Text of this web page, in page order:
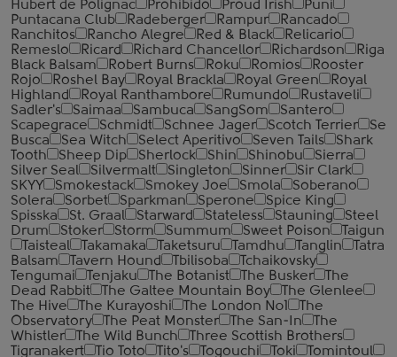
Hubert de Polignac
Prohibido Proud Irish
Puni
Puntacana Club
Radeberger Rampur
Rancado
Ranchitos
Rancho Alegre Red & Black
Relicario
Remeslo
Ricard Richard Chancellor Richardson
Riga
Black Balsam
Robert Burns Roku Romios
Rooster
Rojo
Roshel Bay Royal Brackla Royal Green
Royal
Highland
Royal Ranthambore Rumundo
Rustaveli
Sadler's
Saimaa Sambuca SangSom
Santero
Scapegrace
Schmidt Schnee Jager Scotch Terrier
Se
Busca
Sea Witch Select Aperitivo Seven Tails
Shark
Tooth
Sheep Dip Sherlock Shin Shinobu
Sierra
Silver Seal
Silvermalt Singleton Sinner
Sir Clark
SKYY
Smokestack Smokey Joe Smola
Soberano
Solera
Sorbet Sparkman Sperone
Spice King
Spisska
St. Graal Starward Stateless Stauning
Steel
Drum
Stoker Storm Summum Sweet Poison
Taigun
Taisteal
Takamaka Taketsuru Tamdhu Tanglin
Tatra
Balsam
Tavern Hound Tbilisoba
Tchaikovsky
Tengumai
Tenjaku The Botanist The Busker
The
Dead Rabbit
The Galtee Mountain Boy
The Glenlee
The Hive
The Kurayoshi The London №1
The
Observatory
The Peat Monster The San-In
The
Whistler
The Wild Bunch
Three Scottish Brothers
Tigranakert
Tio Toto Tito's Togouchi Toki
Tomintoul